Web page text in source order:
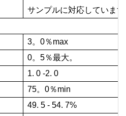
サンプルに対応しています
3。0％max
0。5％最大。
1. 0 -2. 0
75。0％min
49. 5 - 54. 7%